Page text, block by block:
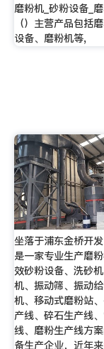
磨粉机_砂粉设备_
（）主营产品包括
设备、磨粉机等,
坐落于浦东金桥开发
是一家专业生产磨
效砂粉设备、洗砂
机、振动筛、振动
机、移动式磨粉站
产线、碎石生产线
线、磨粉生产线方
备生产企业，近年